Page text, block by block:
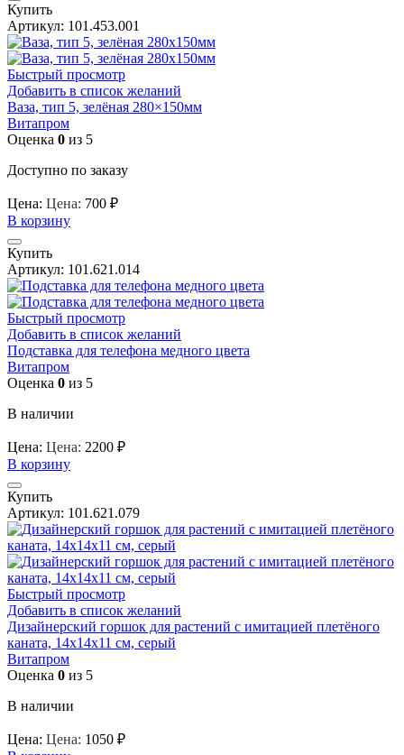
Купить
Артикул: 101.453.001
Быстрый просмотр
Добавить в список желаний
Ваза, тип 5, зелёная 280×150мм
Витапром
Оценка 0 из 5
Доступно по заказу
Цена: Цена: 700 ₽
В корзину
Купить
Артикул: 101.621.014
Быстрый просмотр
Добавить в список желаний
Подставка для телефона медного цвета
Витапром
Оценка 0 из 5
В наличии
Цена: Цена: 2200 ₽
В корзину
Купить
Артикул: 101.621.079
Быстрый просмотр
Добавить в список желаний
Дизайнерский горшок для растений с имитацией плетёного
каната, 14х14х11 см, серый
Витапром
Оценка 0 из 5
В наличии
Цена: Цена: 1050 ₽